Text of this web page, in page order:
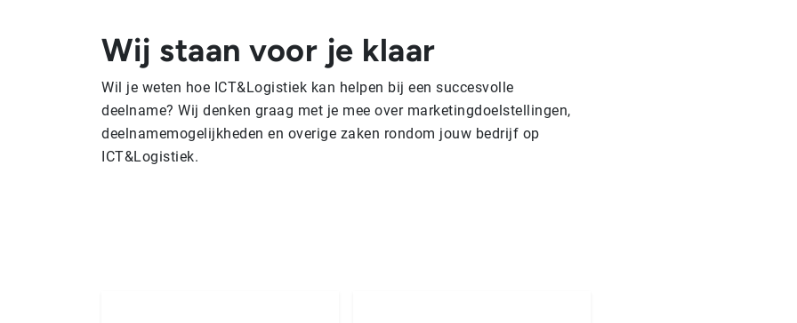
Wij staan voor je klaar
Wil je weten hoe ICT&Logistiek kan helpen bij een succesvolle
deelname? Wij denken graag met je mee over marketingdoelstellingen,
deelnamemogelijkheden en overige zaken rondom jouw bedrijf op
ICT&Logistiek.